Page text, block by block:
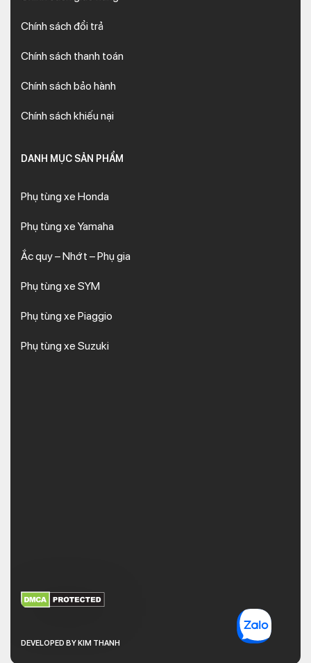
Chính sách đổi trả
Chính sách thanh toán
Chính sách bảo hành
Chính sách khiếu nại
DANH MỤC SẢN PHẨM
Phụ tùng xe Honda
Phụ tùng xe Yamaha
Ắc quy – Nhớt – Phụ gia
Phụ tùng xe SYM
Phụ tùng xe Piaggio
Phụ tùng xe Suzuki
DEVELOPED BY KIM THANH
XEM THÊM